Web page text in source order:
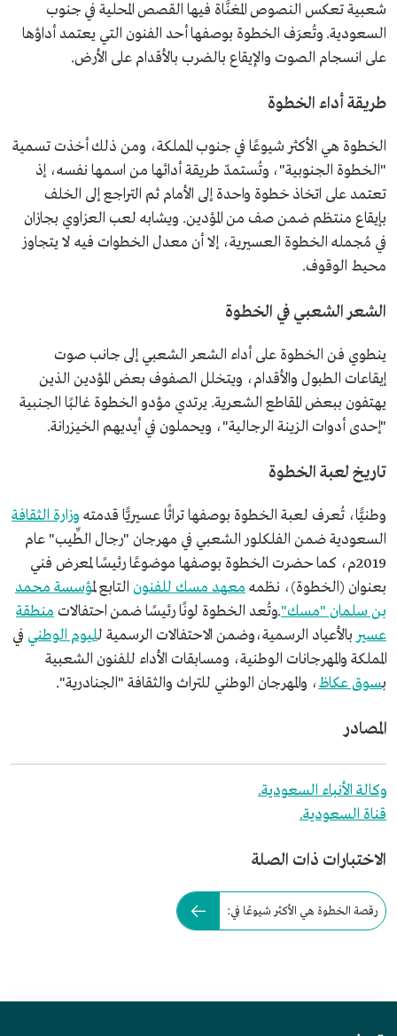
شعبية تعكس النصوص المغنَّاة فيها القصص المحلية في جنوب
السعودية. وتُعرَف الخطوة بوصفها أحد الفنون التي يعتمد أداؤها
على انسجام الصوت والإيقاع بالضرب بالأقدام على الأرض.
طريقة أداء الخطوة
الخطوة هي الأكثر شيوعًا في جنوب المملكة، ومن ذلك أخذت تسمية
"الخطوة الجنوبية"، وتُستمدّ طريقة أدائها من اسمها نفسه، إذ
تعتمد على اتخاذ خطوة واحدة إلى الأمام ثم التراجع إلى الخلف
بإيقاع منتظم ضمن صف من المؤدين. ويشابه لعب العزاوي بجازان
في مُجمله الخطوة العسيرية، إلا أن معدل الخطوات فيه لا يتجاوز
محيط الوقوف.
الشعر الشعبي في الخطوة
ينطوي فن الخطوة على أداء الشعر الشعبي إلى جانب صوت
إيقاعات الطبول والأقدام، ويتخلل الصفوف بعض المؤدين الذين
يهتفون ببعض المقاطع الشعرية. يرتدي مؤدو الخطوة غالبًا الجنبية
"إحدى أدوات الزينة الرجالية"، ويحملون في أيديهم الخيزرانة.
تاريخ لعبة الخطوة
وطنيًّا، تُعرف لعبة الخطوة بوصفها تراثًا عسيريًّا قدمته وزارة الثقافة
السعودية ضمن الفلكلور الشعبي في مهرجان "رجال الطِّيب" عام
2019م، كما حضرت الخطوة بوصفها موضوعًا رئيسًا لمعرض فني
بعنوان (الخطوة)، نظمه معهد مسك للفنون التابع لمؤسسة محمد
بن سلمان "مسك".وتُعد الخطوة لونًا رئيسًا ضمن احتفالات منطقة
عسير بالأعياد الرسمية،وضمن الاحتفالات الرسمية لليوم الوطني في
المملكة والمهرجانات الوطنية، ومسابقات الأداء للفنون الشعبية
بسوق عكاظ، والمهرجان الوطني للتراث والثقافة "الجنادرية".
المصادر
وكالة الأنباء السعودية.
قناة السعودية.
الاختبارات ذات الصلة
رقصة الخطوة هي الأكثر شيوعًا في: